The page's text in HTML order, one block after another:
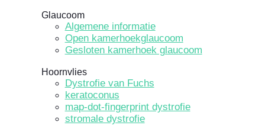
Glaucoom
Algemene informatie
Open kamerhoekglaucoom
Gesloten kamerhoek glaucoom
Hoornvlies
Dystrofie van Fuchs
keratoconus
map-dot-fingerprint dystrofie
stromale dystrofie